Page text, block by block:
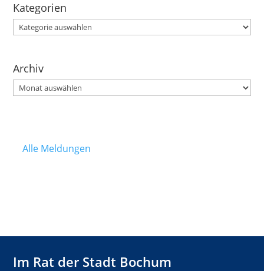
Kategorien
Kategorien
Archiv
Archiv
Alle Meldungen
Im Rat der Stadt Bochum